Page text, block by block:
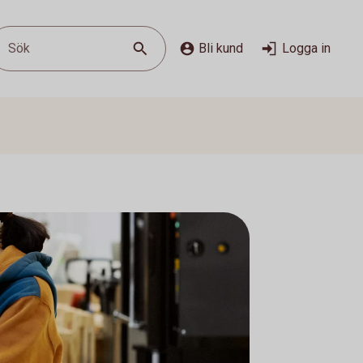
Sök Bli kund Logga in